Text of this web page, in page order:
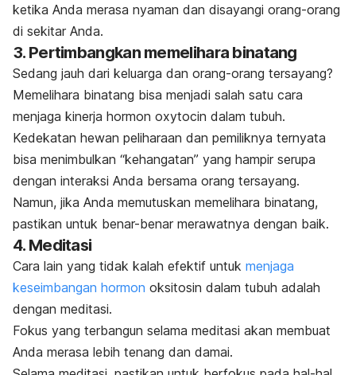
ketika Anda merasa nyaman dan disayangi orang-orang
di sekitar Anda.
3. Pertimbangkan memelihara binatang
Sedang jauh dari keluarga dan orang-orang tersayang?
Memelihara binatang bisa menjadi salah satu cara
menjaga kinerja hormon oxytocin dalam tubuh.
Kedekatan hewan peliharaan dan pemiliknya ternyata
bisa menimbulkan “kehangatan” yang hampir serupa
dengan interaksi Anda bersama orang tersayang.
Namun, jika Anda memutuskan memelihara binatang,
pastikan untuk benar-benar merawatnya dengan baik.
4. Meditasi
Cara lain yang tidak kalah efektif untuk menjaga
keseimbangan hormon oksitosin dalam tubuh adalah
dengan meditasi.
Fokus yang terbangun selama meditasi akan membuat
Anda merasa lebih tenang dan damai.